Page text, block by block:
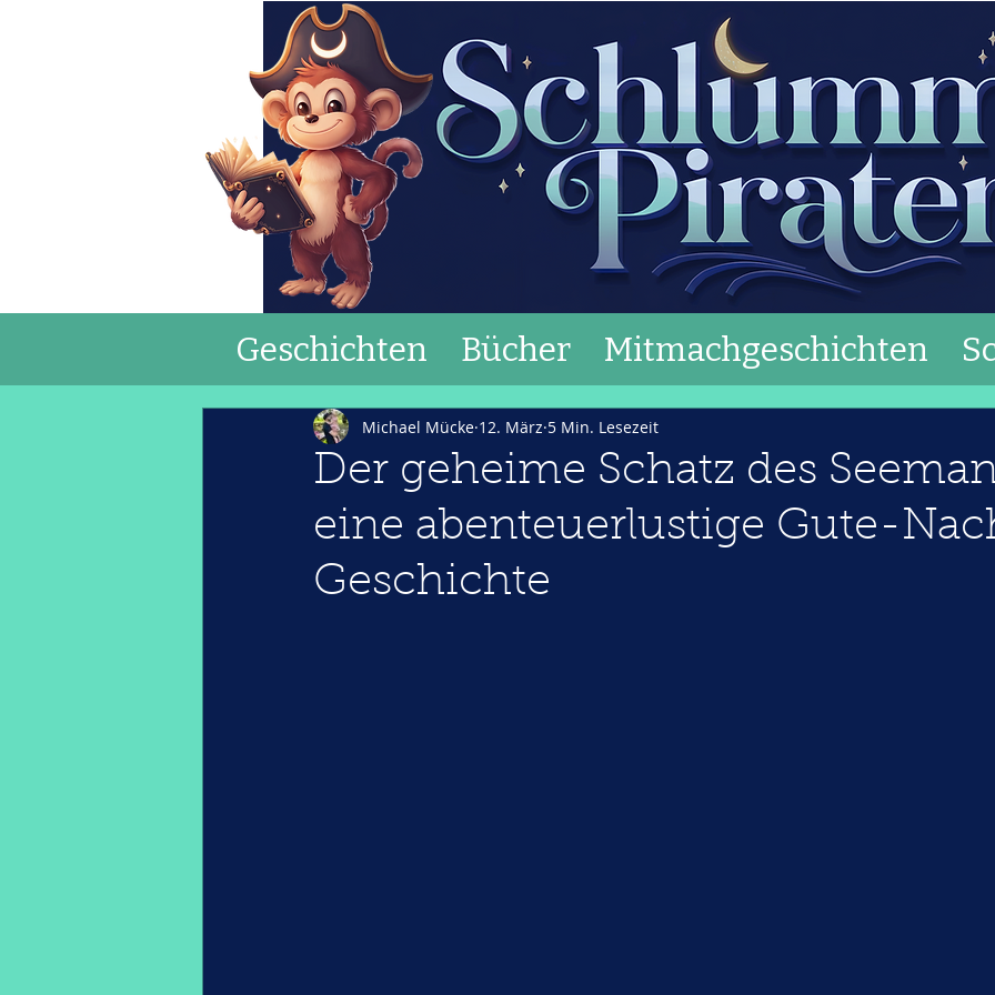
Geschichten Bücher Mitmachgeschichten
Der geheime Schatz des
eine abenteuerlustige Gute-
Geschichte
Michael Mücke 12. März 5 Min. Lesezeit